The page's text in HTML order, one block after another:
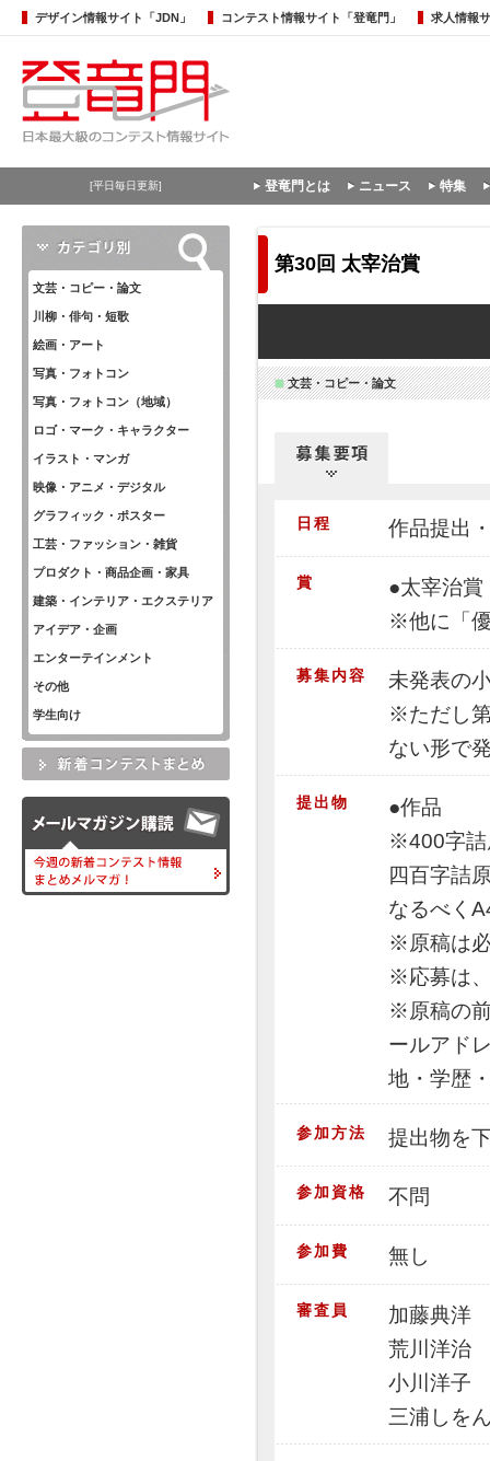
デザイン情報サイト「JDN」 コンテスト情報サイト「登竜門」 求人情報
[平日毎日更新] 登竜門とは ニュース 特集
文芸・コピー・論文
川柳・俳句・短歌
絵画・アート
写真・フォトコン
写真・フォトコン（地域）
ロゴ・マーク・キャラクター
イラスト・マンガ
映像・アニメ・デジタル
グラフィック・ポスター
工芸・ファッション・雑貨
プロダクト・商品企画・家具
建築・インテリア・エクステリア
アイデア・企画
エンターテインメント
その他
学生向け
第30回 太宰治賞
文芸・コピー・論文
日程 作品提出
賞
●太宰治
※他に「
募集内容
未発表の
※ただし
ない形で
提出物
●作品
※400字詰
四百字詰
なるべく
※原稿は
※応募は
※原稿の
ールアド
地・学歴
参加方法 提出物を
参加資格 不問
参加費 無し
審査員
加藤典洋
荒川洋治
小川洋子
三浦しを